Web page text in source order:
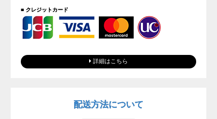
■ クレジットカード
詳細はこちら
配送方法について